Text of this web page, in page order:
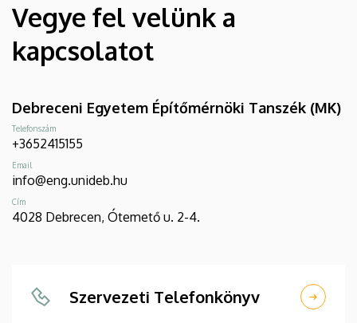
Vegye fel velünk a
kapcsolatot
Debreceni Egyetem Építőmérnöki Tanszék (MK)
Telefonszám
+3652415155
Email
info@eng.unideb.hu
Cím
4028 Debrecen, Ótemető u. 2-4.
Szervezeti Telefonkönyv